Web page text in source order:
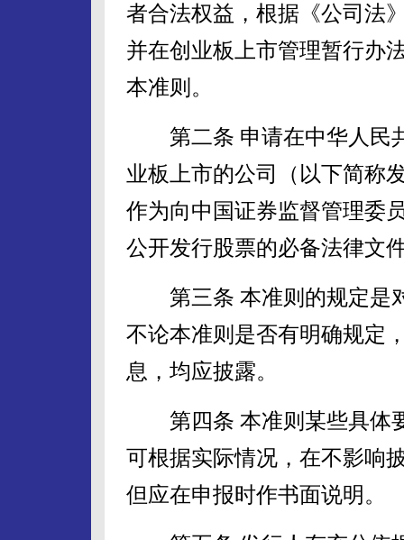
者合法权益，根据《公司法
并在创业板上市管理暂行办
本准则。
第二条 申请在中华人民
业板上市的公司（以下简称
作为向中国证券监督管理委
公开发行股票的必备法律文
第三条 本准则的规定是
不论本准则是否有明确规定
息，均应披露。
第四条 本准则某些具体
可根据实际情况，在不影响
但应在申报时作书面说明。